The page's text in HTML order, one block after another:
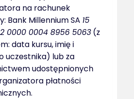
na rachunek
Bank Millennium SA 15
0000 0004 8956 5063 (z
data kursu, imię i
uczestnika) lub za
udostępnionych
płatności